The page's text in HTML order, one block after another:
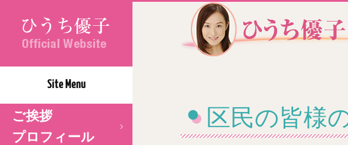
Site Menu
ご挨拶
プロフィール
区民の皆様